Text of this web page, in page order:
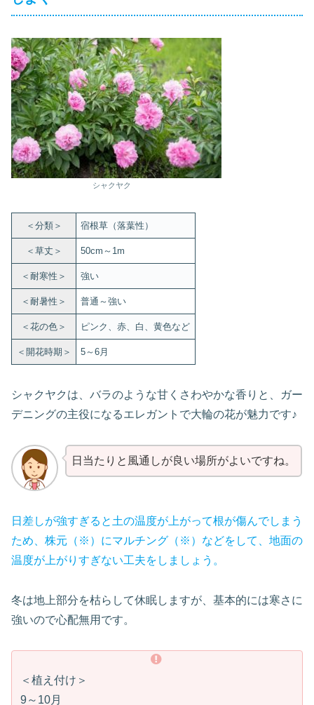
シャクヤク
＜分類＞ 宿根草（落葉性）
＜草丈＞ 50cm～1m
＜耐寒性＞ 強い
＜耐暑性＞ 普通～強い
＜花の色＞ ピンク、赤、白、黄色など
＜開花時期＞ 5～6月
シャクヤクは、バラのような甘くさわやかな香りと、ガー
デニングの主役になるエレガントで大輪の花が魅力です♪
日当たりと風通しが良い場所がよいですね。
日差しが強すぎると土の温度が上がって根が傷んでしまう
ため、株元（※）にマルチング（※）などをして、地面の
温度が上がりすぎない工夫をしましょう。
冬は地上部分を枯らして休眠しますが、基本的には寒さに
強いので心配無用です。
＜植え付け＞
9～10月